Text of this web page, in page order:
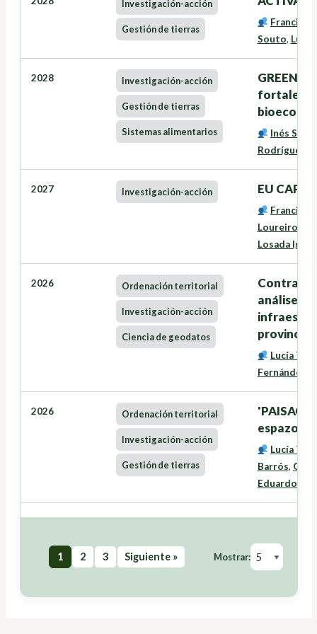
Investigación-acción
Gestión de tierras
Francisco
Souto,
2028 Investigación-acción
Gestión de tierras
Sistemas alimentarios
Inés
Rodríguez
2027 Investigación-acción EU CAP
Francisco
Loureiro
Losada
2026 Ordenación territorial
Investigación-acción
Ciencia de geodatos
análise,
provincia
Lucía
Fernández
2026 Ordenación territorial
Investigación-acción
Gestión de tierras
espazo
Lucía
Barrós,
Eduardo
1 2 3 Siguiente » Mostrar: